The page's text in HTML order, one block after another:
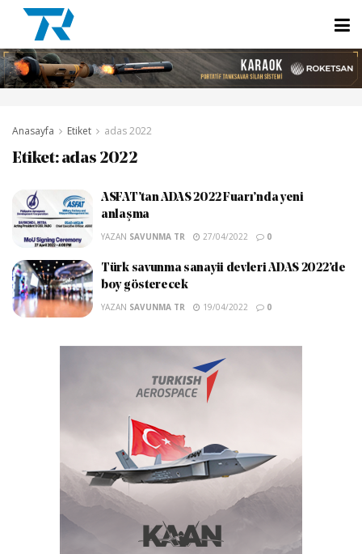
Anasayfa Etiket adas 2022
Etiket: adas 2022
ASFAT’tan ADAS 2022 Fuarı’nda yeni
anlaşma
YAZAN SAVUNMA TR 27/04/2022 0
Türk savunma sanayii devleri ADAS 2022’de
boy gösterecek
YAZAN SAVUNMA TR 19/04/2022 0